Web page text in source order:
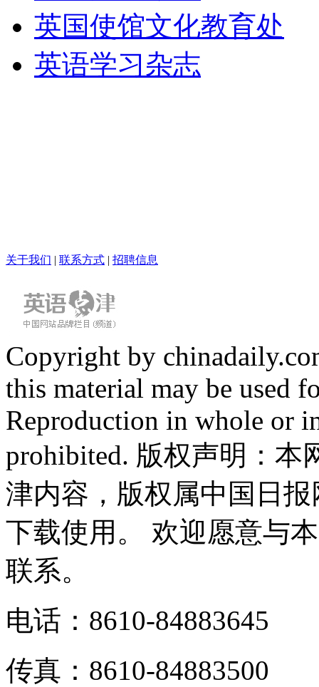
英国使馆文化教育处
英语学习杂志
关于我们 | 联系方式 | 招聘信息
Copyright by
this material may be used
Reproduction in whole or
prohibited. 版权声明：
津内容，版权属中国日
下载使用。 欢迎愿意与
联系。
电话：8610-84883645
传真：8610-84883500